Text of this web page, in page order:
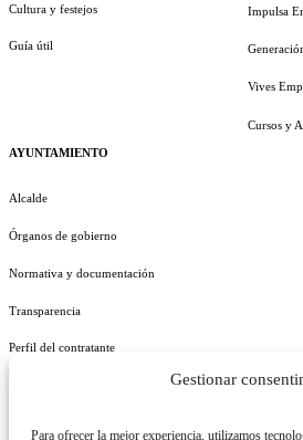
Gestionar
Para ofrecer la mejor experiencia, utilizamos
Cultura y festejos
Guía útil
AYUNTAMIENTO
Alcalde
Órganos de gobierno
Normativa y documentación
Transparencia
Perfil del contratante
Impulsa
Vives
Cursos y